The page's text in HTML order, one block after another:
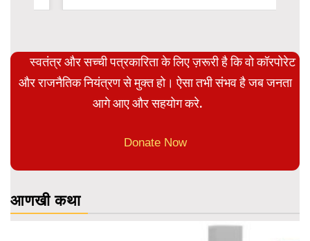
स्वतंत्र और सच्ची पत्रकारिता के लिए ज़रूरी है कि वो कॉरपोरेट
और राजनैतिक नियंत्रण से मुक्त हो। ऐसा तभी संभव है जब जनता
आगे आए और सहयोग करे.
Donate Now
आणखी कथा